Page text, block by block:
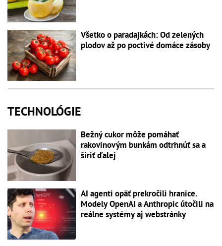
Všetko o paradajkách: Od zelených
plodov až po poctivé domáce zásoby
TECHNOLÓGIE
Bežný cukor môže pomáhať
rakovinovým bunkám odtrhnúť sa a
šíriť ďalej
AI agenti opäť prekročili hranice.
Modely OpenAI a Anthropic útočili na
reálne systémy aj webstránky